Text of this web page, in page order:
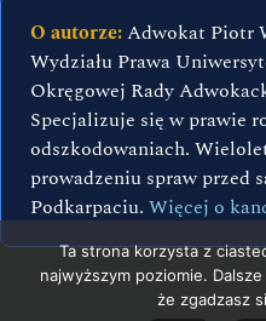
O autorze:Adwokat Piotr
Wydziału Prawa
Okręgowej Rady
Specjalizuje się w prawie
odszkodowaniach.
prowadzeniu spraw przed
Podkarpaciu. Więcej o
Ta strona korzysta z
najwyższym poziomie.
że zgadzasz